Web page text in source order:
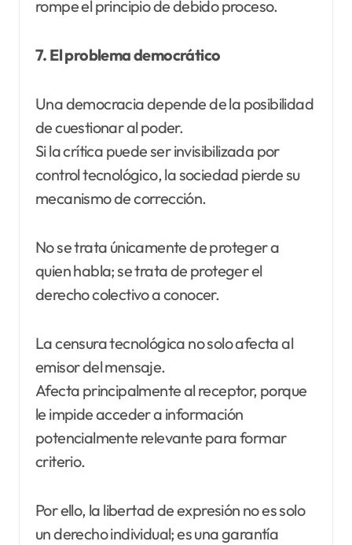
rompe el principio de debido proceso.
7. El problema democrático
Una democracia depende de la posibilidad
de cuestionar al poder.
Si la crítica puede ser invisibilizada por
control tecnológico, la sociedad pierde su
mecanismo de corrección.
No se trata únicamente de proteger a
quien habla; se trata de proteger el
derecho colectivo a conocer.
La censura tecnológica no solo afecta al
emisor del mensaje.
Afecta principalmente al receptor, porque
le impide acceder a información
potencialmente relevante para formar
criterio.
Por ello, la libertad de expresión no es solo
un derecho individual; es una garantía